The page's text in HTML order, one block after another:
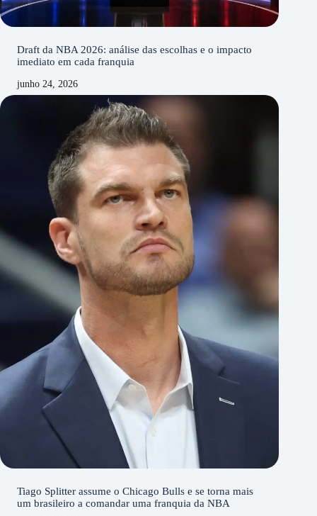
Draft da NBA 2026: análise das escolhas e o impacto
imediato em cada franquia
junho 24, 2026
Tiago Splitter assume o Chicago Bulls e se torna mais
um brasileiro a comandar uma franquia da NBA